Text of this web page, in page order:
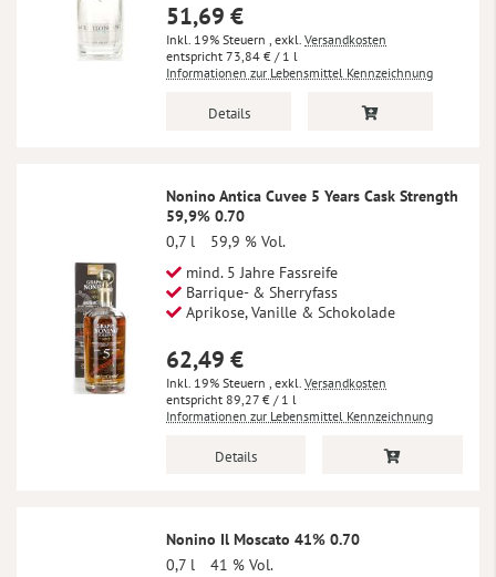
51,69 €
Inkl. 19% Steuern , exkl. Versandkosten
73,84 € / 1 l
Informationen zur Lebensmittel Kennzeichnung
Details
Nonino Antica Cuvee 5 Years Cask Strength
59,9% 0.70
0,7 l
59,9 % Vol.
mind. 5 Jahre Fassreife
Barrique- & Sherryfass
Aprikose, Vanille & Schokolade
62,49 €
Inkl. 19% Steuern , exkl. Versandkosten
89,27 € / 1 l
Informationen zur Lebensmittel Kennzeichnung
Details
Nonino Il Moscato 41% 0.70
0,7 l
41 % Vol.